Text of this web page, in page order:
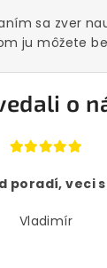
sa zver
ju môžete
o
poradí, veci
Vladimír